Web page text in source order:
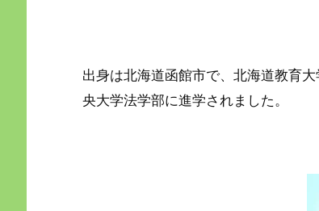
出身は北海道函館市で、北海道教育
央大学法学部に進学されました。